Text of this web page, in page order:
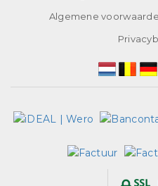
Algemene